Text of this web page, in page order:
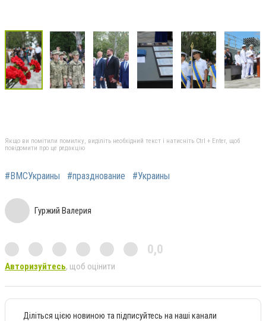
Якщо ви помітили помилку, виділіть необхідний текст і натисніть Ctrl + Enter, щоб
повідомити про це редакцію
#ВМСУкраины #празднование #Украины
Гуржий Валерия
0,0
Авторизуйтесь, щоб оцінити
Діліться цією новиною та підписуйтесь на наші канали